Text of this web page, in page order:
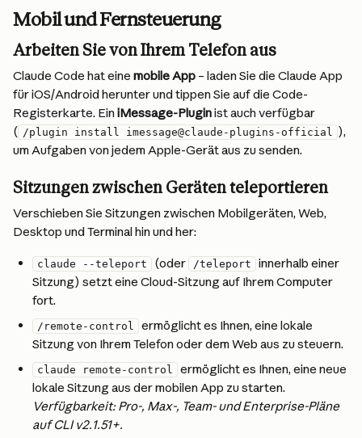
Mobil und Fernsteuerung
Arbeiten Sie von Ihrem Telefon aus
Claude Code hat eine mobile App – laden Sie die Claude App
für iOS/Android herunter und tippen Sie auf die Code-
Registerkarte. Ein iMessage-Plugin ist auch verfügbar
( /plugin install imessage@claude-plugins-official ),
um Aufgaben von jedem Apple-Gerät aus zu senden.
Sitzungen zwischen Geräten teleportieren
Verschieben Sie Sitzungen zwischen Mobilgeräten, Web,
Desktop und Terminal hin und her:
claude --teleport (oder /teleport
innerhalb einer
Sitzung) setzt eine Cloud-Sitzung auf Ihrem Computer
fort.
/remote-control
ermöglicht es Ihnen, eine lokale
Sitzung von Ihrem Telefon oder dem Web aus zu steuern.
claude remote-control
ermöglicht es Ihnen, eine neue
lokale Sitzung aus der mobilen App zu starten.
Verfügbarkeit: Pro-, Max-, Team- und Enterprise-Pläne
auf CLI v2.1.51+.